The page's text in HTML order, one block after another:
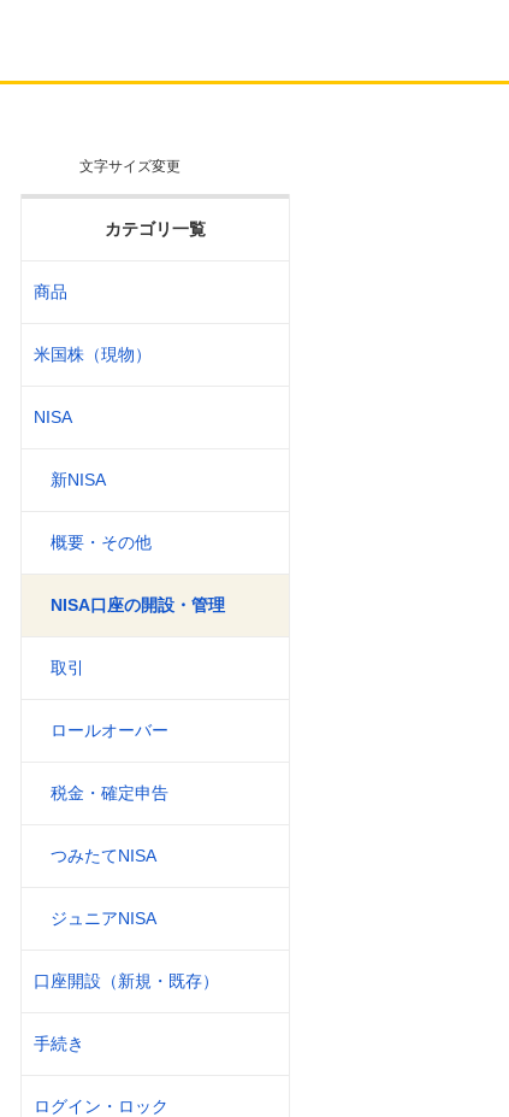
文字サイズ変更
カテゴリ一覧
商品
米国株（現物）
NISA
新NISA
概要・その他
NISA口座の開設・管理
取引
ロールオーバー
税金・確定申告
つみたてNISA
ジュニアNISA
口座開設（新規・既存）
手続き
ログイン・ロック